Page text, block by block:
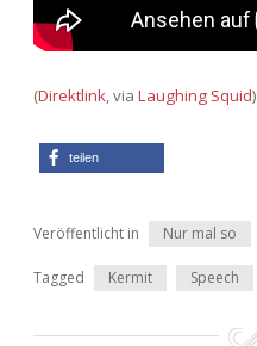
(Direktlink, via Laughing Squid)
teilen
Veröffentlicht in Nur mal so
Tagged Kermit Speech